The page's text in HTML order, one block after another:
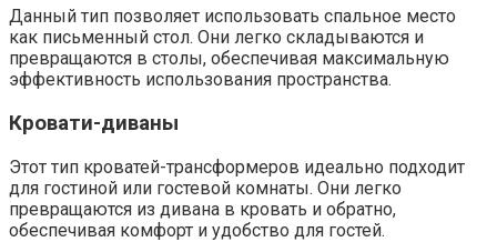
Данный тип позволяет использовать спальное место
как письменный стол. Они легко складываются и
превращаются в столы, обеспечивая максимальную
эффективность использования пространства.
Кровати-диваны
Этот тип кроватей-трансформеров идеально подходит
для гостиной или гостевой комнаты. Они легко
превращаются из дивана в кровать и обратно,
обеспечивая комфорт и удобство для гостей.